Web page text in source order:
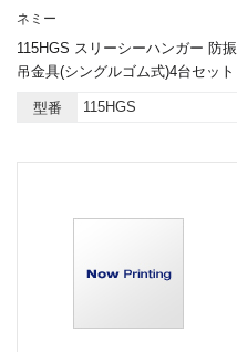
ネミー
115HGS スリーシーハンガー 防振
吊金具(シングルゴム式)4台セット
型番 115HGS